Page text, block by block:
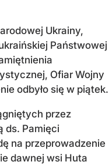
Ukrainy,
Państwowej
Ofiar Wojny
odbyło się w piątek.
przez
ds. Pamięci
na przeprowadzenie
dawnej wsi Huta